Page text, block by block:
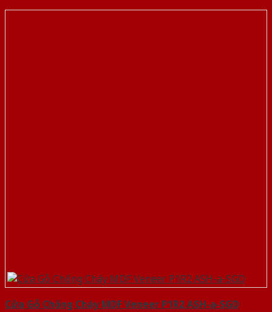
Cửa Gỗ Chống Cháy MDF Veneer P1R2 ASH-a-SGD